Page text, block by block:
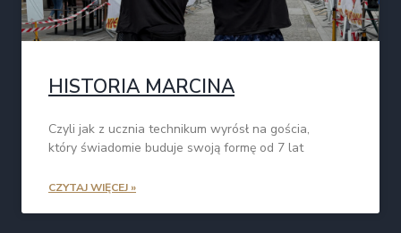
HISTORIA MARCINA
Czyli jak z ucznia technikum wyrósł na gościa,
który świadomie buduje swoją formę od 7 lat
CZYTAJ WIĘCEJ »